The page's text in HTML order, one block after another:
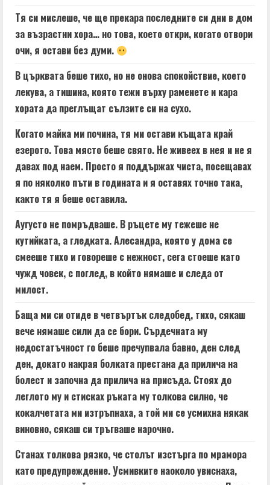
Тя си мислеше, че ще прекара последните си дни в дом
за възрастни хора… но това, което откри, когато отвори
очи, я остави без думи.
В църквата беше тихо, но не онова спокойствие, което
лекува, а тишина, която тежи върху раменете и кара
хората да преглъщат сълзите си на сухо.
Когато майка ми почина, тя ми остави къщата край
езерото. Това място беше свято. Не живеех в нея и не я
давах под наем. Просто я поддържах чиста, посещавах
я по няколко пъти в годината и я оставях точно така,
както тя я беше оставила.
Аугусто не помръдваше. В ръцете му тежеше не
кутийката, а гледката. Алесандра, която у дома се
смееше тихо и говореше с нежност, сега стоеше като
чужд човек, с поглед, в който нямаше и следа от
милост.
Баща ми си отиде в четвъртък следобед, тихо, сякаш
вече нямаше сили да се бори. Сърдечната му
недостатъчност го беше пречупвала бавно, ден след
ден, докато накрая болката престана да прилича на
болест и започна да прилича на присъда. Стоях до
леглото му и стисках ръката му толкова силно, че
кокалчетата ми изтръпнаха, а той ми се усмихна някак
виновно, сякаш си тръгваше нарочно.
Станах толкова рязко, че столът изстърга по мрамора
като предупреждение. Усмивките наоколо увиснаха,